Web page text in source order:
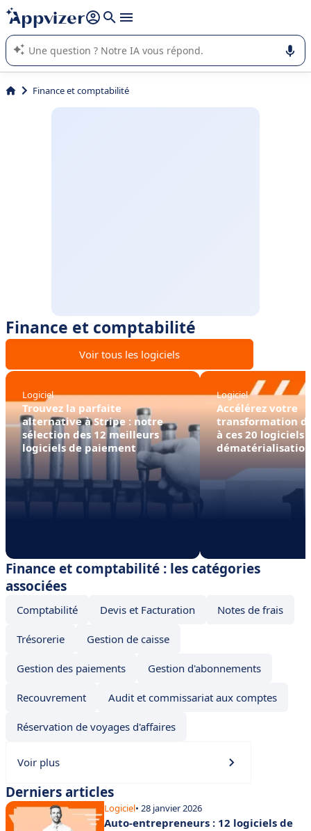
répondre (plusieurs lignes avec
L'IA de Appvizer vous guide dans l'utilisation ou la sélection de
logiciel SaaS en entreprise.
Finance et comptabilité
Finance et comptabilité
Voir tous les logiciels
Logiciel
Trouvez la parfaite
alternative à Stripe : notre
sélection des 12 meilleurs
logiciels de paiement
Logiciel
Accélérez votre
transformation
à ces 20 logiciels
Finance et comptabilité : les catégories
associées
Comptabilité Devis et Facturation Notes de frais
Trésorerie Gestion de caisse
Gestion des paiements Gestion d'abonnements
Recouvrement Audit et commissariat aux comptes
Réservation de voyages d'affaires
Voir plus
Derniers articles
Logiciel• 28 janvier 2026
Auto-entrepreneurs : 12 logiciels de